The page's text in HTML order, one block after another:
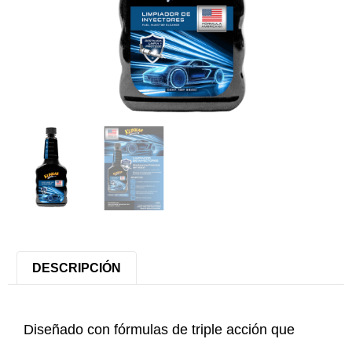
DESCRIPCIÓN
Diseñado con fórmulas de triple acción que